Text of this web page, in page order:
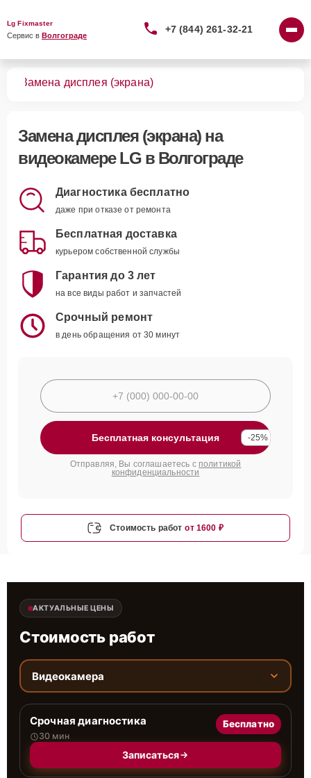
Lg Fixmaster
Сервис в Волгограде
+7 (844) 261-32-21
Замена дисплея (экрана)
Замена дисплея (экрана)на
видеокамере LG в Волгограде
Диагностика бесплатно
даже при отказе от ремонта
Бесплатная доставка
курьером собственной службы
Гарантия до 3 лет
на все виды работ и запчастей
Срочный ремонт
в день обращения от 30 минут
Бесплатная консультация -25%
Отправляя, Вы соглашаетесь с политикой
конфиденциальности
Стоимость работ от 1600 ₽
АКТУАЛЬНЫЕ ЦЕНЫ
Стоимость работ
Видеокамера
Срочная диагностика
30 мин
Бесплатно
Записаться